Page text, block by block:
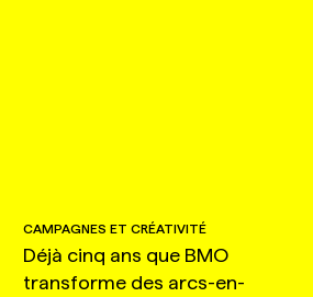
CAMPAGNES ET CRÉATIVITÉ
Déjà cinq ans que BMO
transforme des arcs-en-